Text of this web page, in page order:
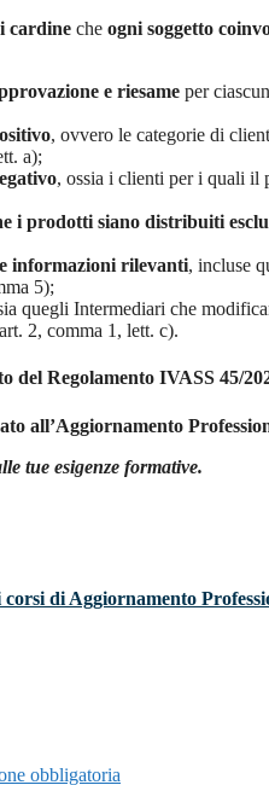
cardine che ogni soggetto
e riesame per
, ovvero le categorie di
a);
, ossia i clienti per i quali il
i prodotti siano distribuiti
informazioni rilevanti, incluse
5);
quegli Intermediari che
2, comma 1, lett. c).
del Regolamento IVASS 45/
all’Aggiornamento
tue esigenze formative.
di Aggiornamento
obbligatoria